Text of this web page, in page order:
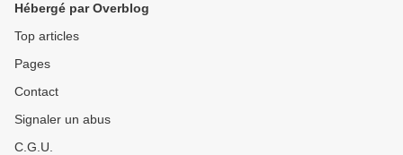
Hébergé par Overblog
Top articles
Pages
Contact
Signaler un abus
C.G.U.